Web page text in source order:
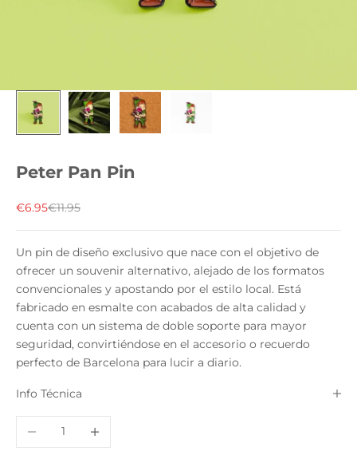
Peter Pan Pin
Precio de oferta
€6.95Precio normal
€11.95
Un pin de diseño exclusivo que nace con el objetivo de
ofrecer un souvenir alternativo, alejado de los formatos
convencionales y apostando por el estilo local. Está
fabricado en esmalte con acabados de alta calidad y
cuenta con un sistema de doble soporte para mayor
seguridad, convirtiéndose en el accesorio o recuerdo
perfecto de Barcelona para lucir a diario.
Info Técnica
Reducir cantidad